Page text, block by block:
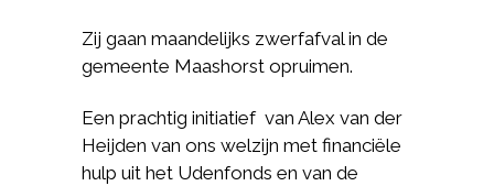
Zij gaan maandelijks zwerfafval in de
gemeente Maashorst opruimen.
Een prachtig initiatief van Alex van der
Heijden van ons welzijn met financiële
hulp uit het Udenfonds en van de